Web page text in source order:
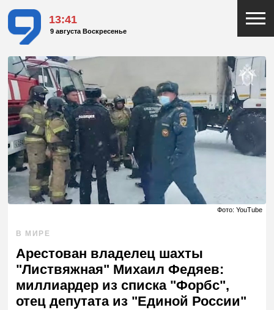
13:41
9 августа Воскресенье
Фото: YouTube
В МИРЕ
Арестован владелец шахты
"Листвяжная" Михаил Федяев:
миллиардер из списка "Форбс",
отец депутата из "Единой России"